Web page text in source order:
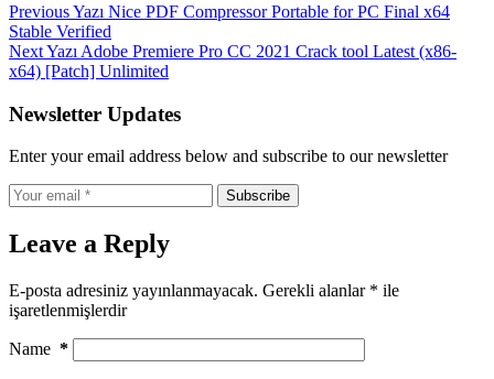
PreviousYazı Nice PDF Compressor Portable for PC Final x64
Stable Verified
NextYazı Adobe Premiere Pro CC 2021 Crack tool Latest (x86-
x64) [Patch] Unlimited
Newsletter Updates
Enter your email address below and subscribe to our newsletter
Subscribe
Leave a Reply
E-posta adresiniz yayınlanmayacak. Gerekli alanlar * ile
işaretlenmişlerdir
Name *